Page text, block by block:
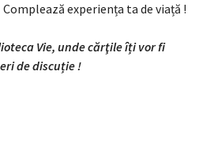
experiența ta de viață !
Vie, unde cărţile îți vor fi
de discuție !